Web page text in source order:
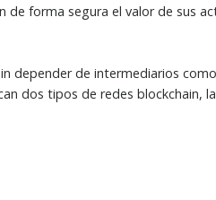
de forma segura el valor de sus
depender de intermediarios
dos tipos de redes blockchain,